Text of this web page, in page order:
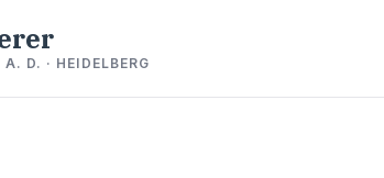
D. · HEIDELBERG